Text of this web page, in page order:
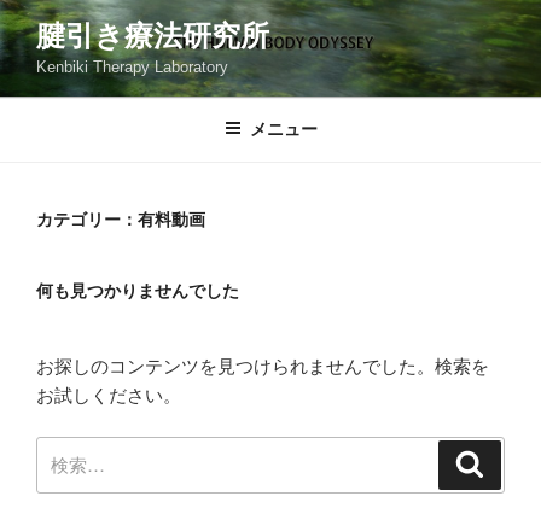
コ
ン
テ
ン
腱引き療法研究所
Kenbiki Therapy Laboratory
メニュー
カテゴリー：有料動画
何も見つかりませんでした
お探しのコンテンツを見つけられませんでした。検索を
お試しください。
索: